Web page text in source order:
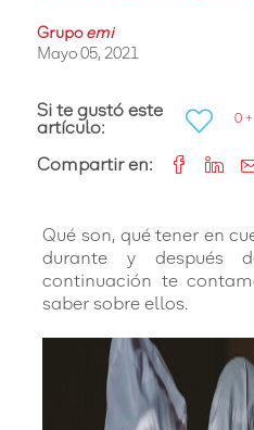
Grupo emi
Mayo 05, 2021
Si te gustó este
artículo:
0 +
Compartir en:
Qué son, qué tener en
durante y después
continuación te
saber sobre ellos.